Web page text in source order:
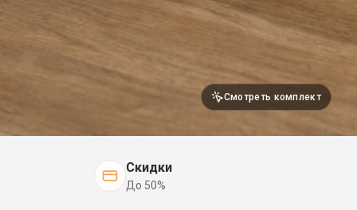
Смотреть комплект
Скидки
До 50%